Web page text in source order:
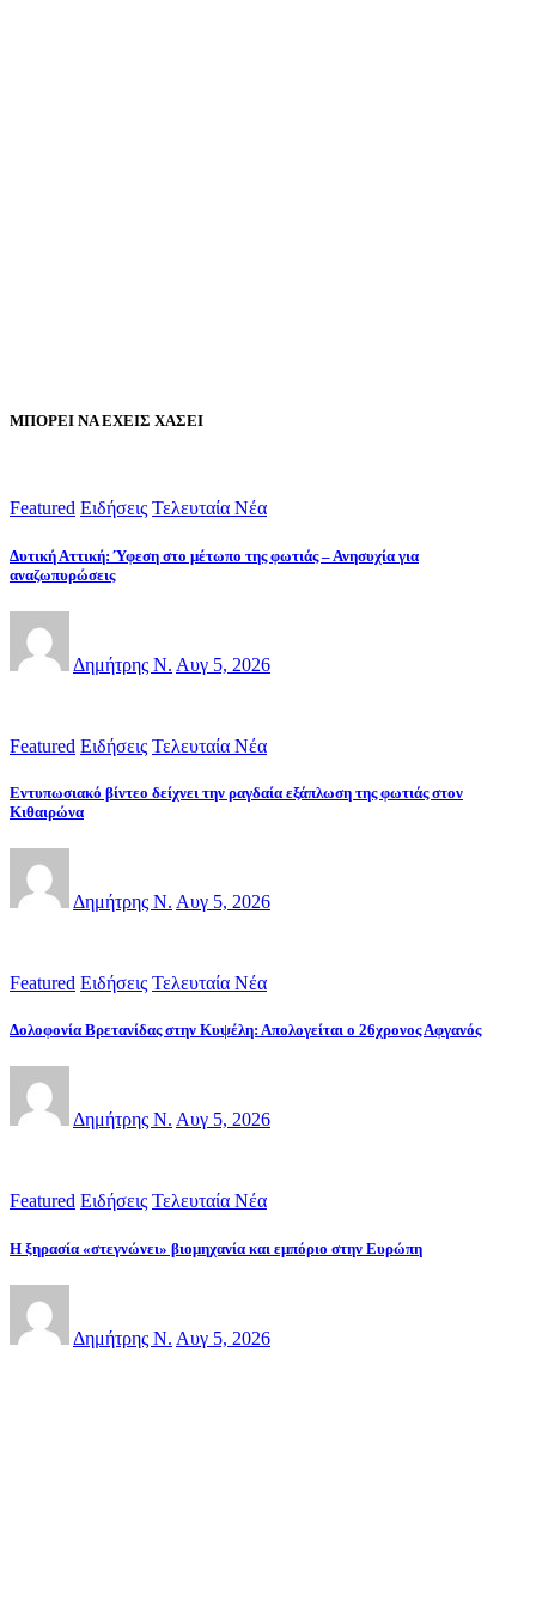
ΜΠΟΡΕΙ ΝΑ ΕΧΕΙΣ ΧΑΣΕΙ
Featured Ειδήσεις Τελευταία Νέα
Δυτική Αττική: Ύφεση στο μέτωπο της φωτιάς – Ανησυχία για
αναζωπυρώσεις
Δημήτρης Ν. Αυγ 5, 2026
Featured Ειδήσεις Τελευταία Νέα
Εντυπωσιακό βίντεο δείχνει την ραγδαία εξάπλωση της φωτιάς στον
Κιθαιρώνα
Δημήτρης Ν. Αυγ 5, 2026
Featured Ειδήσεις Τελευταία Νέα
Δολοφονία Βρετανίδας στην Κυψέλη: Απολογείται ο 26χρονος Αφγανός
Δημήτρης Ν. Αυγ 5, 2026
Featured Ειδήσεις Τελευταία Νέα
Η ξηρασία «στεγνώνει» βιομηχανία και εμπόριο στην Ευρώπη
Δημήτρης Ν. Αυγ 5, 2026